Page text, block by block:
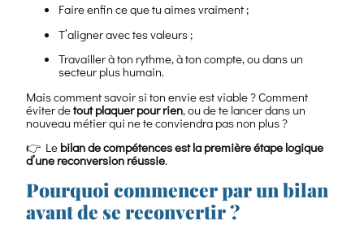
Faire enfin ce que tu aimes vraiment ;
T’aligner avec tes valeurs ;
Travailler à ton rythme, à ton compte, ou dans un
secteur plus humain.
Mais comment savoir si ton envie est viable ? Comment
éviter detout plaquer pour rien, ou de te lancer dans un
nouveau métier qui ne te conviendra pas non plus ?
👉 Le bilan de compétences est la première étape logique
d’une reconversion réussie.
Pourquoi commencer par un bilan
avant de se reconvertir ?